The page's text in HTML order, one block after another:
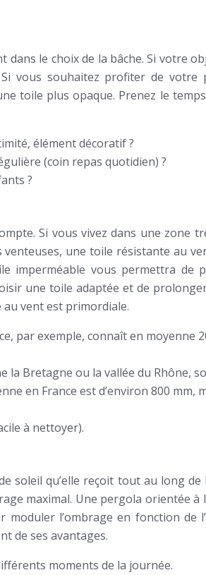
le choix de la bâche. Si votre
vous souhaitez profiter de
toile plus opaque. Prenez le
élément décoratif ?
(coin repas quotidien) ?
?
Si vous vivez dans une zone
une toile résistante au
vous permettra de
une toile adaptée et de
vent est primordiale.
par exemple, connaît en moyenne
la Bretagne ou la vallée du Rhône,
en France est d’environ 800
à nettoyer).
soleil qu’elle reçoit tout au long
maximal. Une pergola orientée à
moduler l’ombrage en fonction de
de ses avantages.
moments de la journée.